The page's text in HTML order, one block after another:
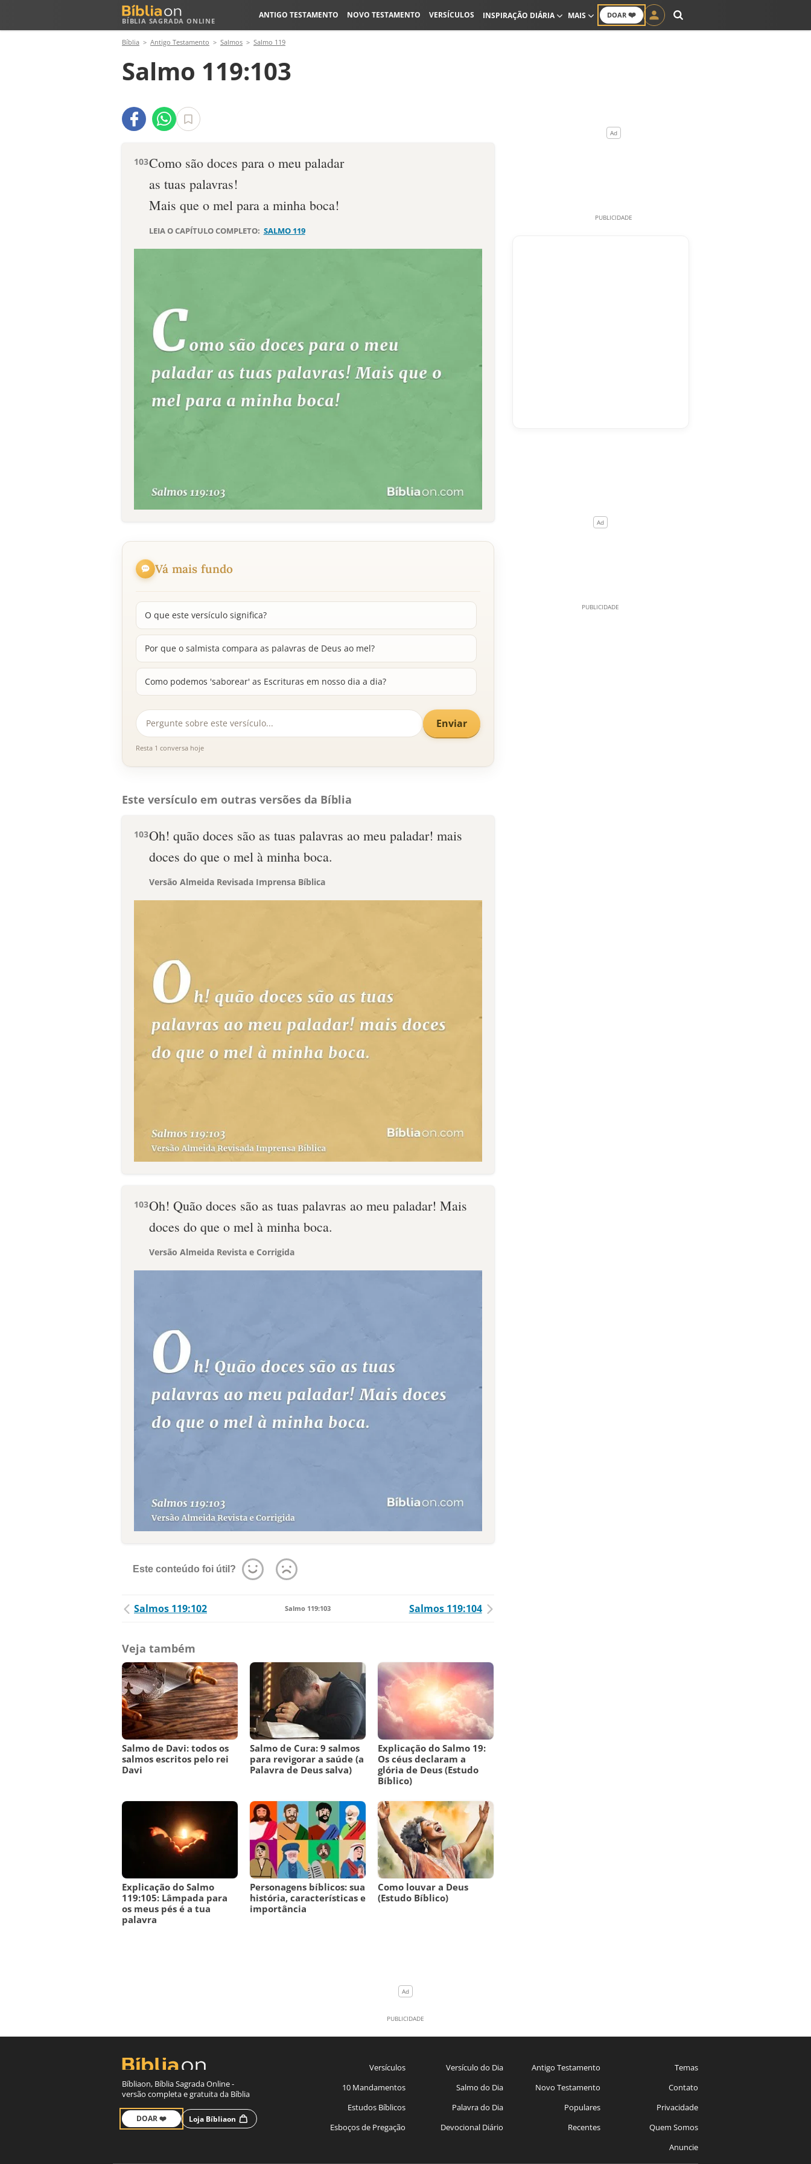
BÍBLIA SAGRADA ONLINE
DOAR ❤️
ANTIGO TESTAMENTO NOVO TESTAMENTO VERSÍCULOS INSPIRAÇÃO DIÁRIA MAIS
Bíblia Antigo Testamento Salmos Salmo 119
Salmo 119:103
103Como são doces para o meu paladar
as tuas palavras!
Mais que o mel para a minha boca!
LEIA O CAPÍTULO COMPLETO: SALMO 119
Vá mais fundo
O que este versículo significa?
Por que o salmista compara as palavras de Deus ao mel?
Como podemos 'saborear' as Escrituras em nosso dia a dia?
Enviar
Resta 1 conversa hoje
Este versículo em outras versões da Bíblia
103Oh! quão doces são as tuas palavras ao meu paladar! mais
doces do que o mel à minha boca.
Versão Almeida Revisada Imprensa Bíblica
103Oh! Quão doces são as tuas palavras ao meu paladar! Mais
doces do que o mel à minha boca.
Versão Almeida Revista e Corrigida
Este conteúdo foi útil?
Salmos 119:102 Salmo 119:103 Salmos 119:104
Veja também
Salmo de Davi: todos os
salmos escritos pelo rei
Davi
Salmo de Cura: 9 salmos
para revigorar a saúde (a
Palavra de Deus salva)
Explicação do Salmo 19:
Os céus declaram a
glória de Deus (Estudo
Bíblico)
Explicação do Salmo
119:105: Lâmpada para
os meus pés é a tua
palavra
Personagens bíblicos: sua
história, características e
importância
Como louvar a Deus
(Estudo Bíblico)
Bíbliaon, Bíblia Sagrada Online -
versão completa e gratuita da Bíblia
DOAR ❤️ Loja Bíbliaon
Versículos
10 Mandamentos
Estudos Bíblicos
Esboços de Pregação
Versículo do Dia
Salmo do Dia
Palavra do Dia
Devocional Diário
Antigo Testamento
Novo Testamento
Populares
Recentes
Temas
Contato
Privacidade
Quem Somos
Anuncie